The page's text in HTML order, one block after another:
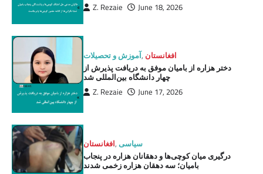
Z. Rezaie June 18, 2026
آموزش و تحصیلات, افغانستان
دختر هزاره از بامیان موفق به دریافت پذیرش از
چهار دانشگاه بین‌المللی شد
Z. Rezaie June 17, 2026
افغانستان,سیاسی
درگیری میان کوچی‌ها و دهقانان هزاره در پنجاب
بامیان؛ سه دهقان هزاره زخمی شدند